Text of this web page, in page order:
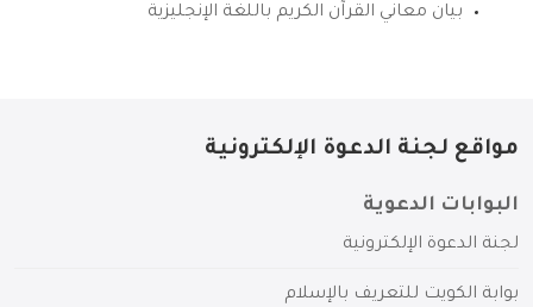
بيان معاني القرآن الكريم باللغة الإنجليزية
مواقع لجنة الدعوة الإلكترونية
البوابات الدعوية
لجنة الدعوة الإلكترونية
بوابة الكويت للتعريف بالإسلام